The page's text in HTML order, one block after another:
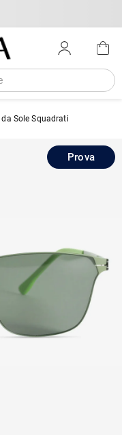
Sole Squadrati
Prova